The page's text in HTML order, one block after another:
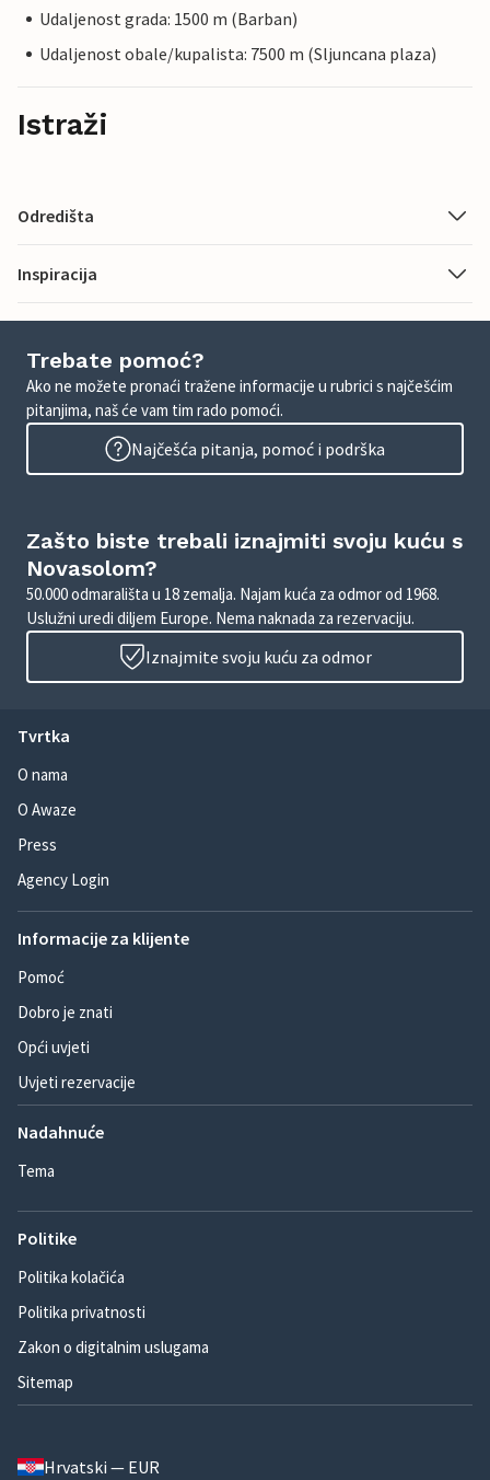
Udaljenost grada: 1500 m (Barban)
Udaljenost obale/kupalista: 7500 m (Sljuncana plaza)
Istraži
Odredišta
Inspiracija
Trebate pomoć?
Ako ne možete pronaći tražene informacije u rubrici s najčešćim
pitanjima, naš će vam tim rado pomoći.
Najčešća pitanja, pomoć i podrška
Zašto biste trebali iznajmiti svoju kuću s
Novasolom?
50.000 odmarališta u 18 zemalja. Najam kuća za odmor od 1968.
Uslužni uredi diljem Europe. Nema naknada za rezervaciju.
Iznajmite svoju kuću za odmor
Tvrtka
O nama
O Awaze
Press
Agency Login
Informacije za klijente
Pomoć
Dobro je znati
Opći uvjeti
Uvjeti rezervacije
Nadahnuće
Tema
Politike
Politika kolačića
Politika privatnosti
Zakon o digitalnim uslugama
Sitemap
Hrvatski — EUR